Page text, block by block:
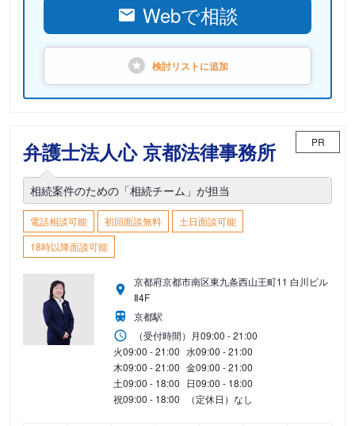
Webで相談
検討リストに追加
弁護士法人心 京都法律事務所 PR
相続案件のための「相続チーム」が担当
電話相談可能 初回面談無料
土日面談可能
18時以降面談可能
京都府京都市南区東九条西山王町11 白川ビル
Ⅱ4F
京都駅
（受付時間） 月09:00 - 21:00
火09:00 - 21:00 水09:00 - 21:00
木09:00 - 21:00 金09:00 - 21:00
土09:00 - 18:00 日09:00 - 18:00
祝09:00 - 18:00 （定休日）なし